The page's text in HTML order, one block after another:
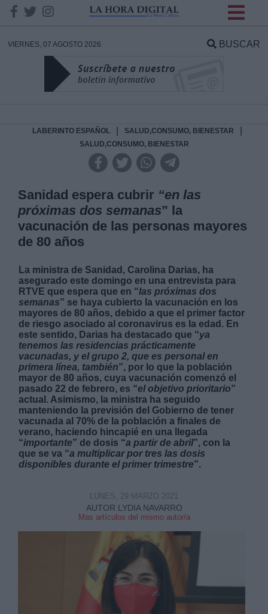
VIERNES, 07 AGOSTO 2026 BUSCAR
LABERINTO ESPAÑOL SALUD,CONSUMO, BIENESTAR
SALUD,CONSUMO, BIENESTAR
Sanidad espera cubrir “en las
próximas dos semanas” la
vacunación de las personas mayores
de 80 años
La ministra de Sanidad, Carolina Darias, ha
asegurado este domingo en una entrevista para
RTVE que espera que en “las próximas dos
semanas” se haya cubierto la vacunación en los
mayores de 80 años, debido a que el primer factor
de riesgo asociado al coronavirus es la edad. En
este sentido, Darias ha destacado que “ya
tenemos las residencias prácticamente
vacunadas, y el grupo 2, que es personal en
primera línea, también”, por lo que la población
mayor de 80 años, cuya vacunación comenzó el
pasado 22 de febrero, es “el objetivo prioritario”
actual. Asimismo, la ministra ha seguido
manteniendo la previsión del Gobierno de tener
vacunada al 70% de la población a finales de
verano, haciendo hincapié en una llegada
“importante” de dosis “a partir de abril”, con la
que se va “a multiplicar por tres las dosis
disponibles durante el primer trimestre”.
AUTOR LYDIA NAVARRO
Mas artículos del mismo autor/a
LUNES, 29 MARZO 2021
DATOS
Responsable:
Legitimación:
Destinatarios:
Derechos:
link
Información adicional
link